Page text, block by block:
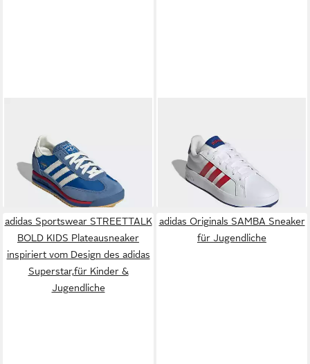
ab 69,99 €
UND TEENS Sneaker für
Kinder & Jugendliche
ab 32,99 € UVP
-18%
adidas Sportswear STREETTALK
BOLD KIDS Plateausneaker
inspiriert vom Design des adidas
Superstar,für Kinder &
Jugendliche
adidas Originals SAMBA Sneaker
für Jugendliche